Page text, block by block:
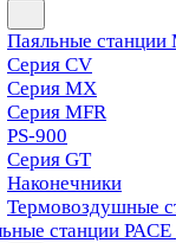
Паяльные станции
Серия CV
Серия MX
Серия MFR
PS-900
Серия GT
Наконечники
Термовоздушные
станции PACE